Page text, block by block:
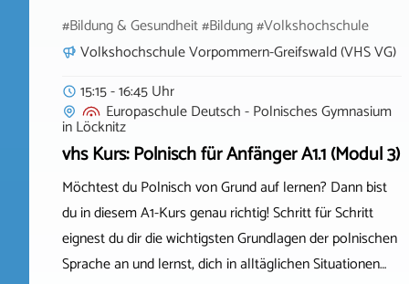
#Bildung & Gesundheit #Bildung #Volkshochschule
Volkshochschule Vorpommern-Greifswald (VHS VG)
15:15 - 16:45 Uhr
Europaschule Deutsch - Polnisches Gymnasium
inLöcknitz
vhs Kurs: Polnisch für Anfänger A1.1 (Modul 3)
Möchtest du Polnisch von Grund auf lernen? Dann bist
du in diesem A1-Kurs genau richtig! Schritt für Schritt
eignest du dir die wichtigsten Grundlagen der polnischen
Sprache an und lernst, dich in alltäglichen Situationen…